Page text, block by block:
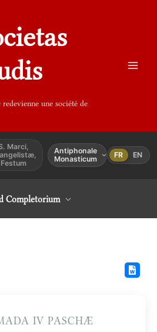
une société de
Marci,
Festum
Antiphonale
Monasticum
FR EN
Completorium
IV PASCHÆ